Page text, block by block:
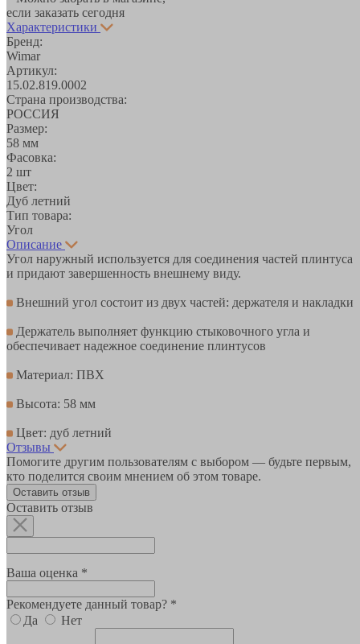
если заказать сегодня
Характеристики
Бренд:
Wimar
Артикул:
15.02.819.0002
Страна производства:
РОССИЯ
Размер:
58 мм
Фасовка:
2 шт
Цвет:
Дуб летний
Тип товара:
Угол
Описание
Угол наружный используется для соединения частей плинтуса
и придают завершенность внешнему виду.
Внешний угол состоит из двух частей: держателя и накладки
Держатель выполняет функцию стыковочного угла и
обеспечивает надежное соединение плинтусов
Материал: ПВХ
Высота: 58 мм
Цвет: дуб летний
Отзывы
Помогите другим пользователям с выбором — будьте первым,
кто поделится своим мнением об этом товаре.
Оставить отзыв
Оставить отзыв
Ваша оценка *
Рекомендуете данный товар? *
Да
Нет